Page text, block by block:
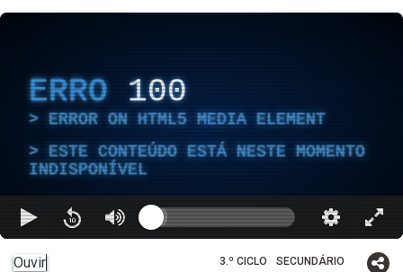
ERRO 100
ERROR ON HTML5 MEDIA ELEMENT
ESTE CONTEÚDO ESTÁ NESTE MOMENTO
INDISPONÍVEL
Ouvir 3.º CICLO SECUNDÁRIO